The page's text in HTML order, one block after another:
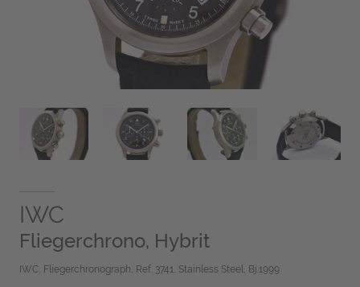
IWC
Fliegerchrono, Hybrit
IWC, Fliegerchronograph, Ref. 3741, Stainless Steel, Bj.1999